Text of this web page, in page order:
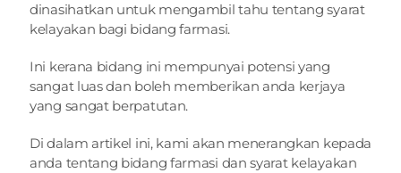
dinasihatkan untuk mengambil tahu tentang syarat
kelayakan bagi bidang farmasi.
Ini kerana bidang ini mempunyai potensi yang
sangat luas dan boleh memberikan anda kerjaya
yang sangat berpatutan.
Di dalam artikel ini, kami akan menerangkan kepada
anda tentang bidang farmasi dan syarat kelayakan